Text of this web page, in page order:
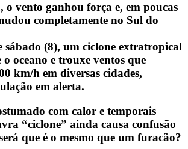
o vento ganhou força e, em poucas
completamente no Sul do
sábado (8), um ciclone extratropical
oceano e trouxe ventos que
km/h em diversas cidades,
em alerta.
com calor e temporais
“ciclone” ainda causa confusão
que é o mesmo que um furacão?